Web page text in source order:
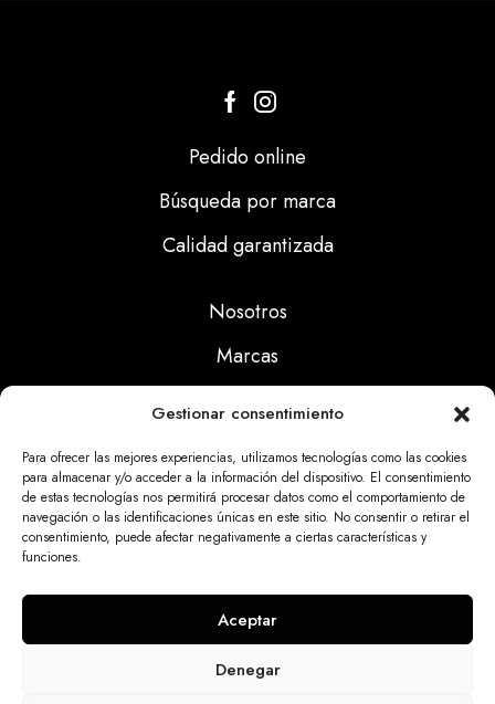
Gestionar consentimiento
Para ofrecer las mejores experiencias, utilizamos tecnologías como las cookies
para almacenar y/o acceder a la información del dispositivo. El consentimiento
de estas tecnologías nos permitirá procesar datos como el comportamiento de
navegación o las identificaciones únicas en este sitio. No consentir o retirar el
consentimiento, puede afectar negativamente a ciertas características y
funciones.
Aceptar
Denegar
Pedido online
Búsqueda por marca
Calidad garantizada
Nosotros
Marcas
Noticias
Aviso Legal
Políticas Privacidad
Politicas Cookies